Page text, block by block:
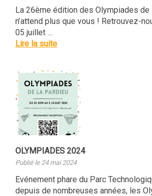
La 26ème édition des Olympiades de
n’attend plus que vous ! Retrouvez-
05 juillet …
Lire la suite
OLYMPIADES 2024
Publié le 24 mai 2024
Evénement phare du Parc
depuis de nombreuses années, les